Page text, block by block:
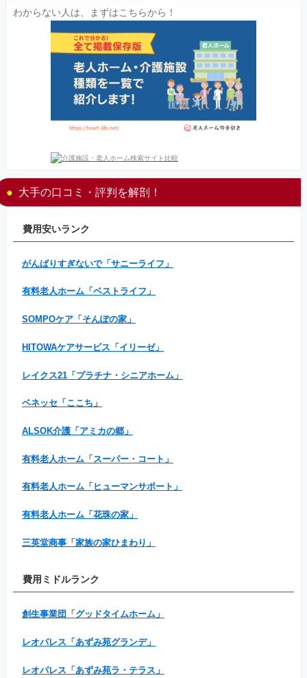
わからない人は、まずはこちらから！
大手の口コミ・評判を解剖！
費用安いランク
がんばりすぎないで「サニーライフ」
有料老人ホーム「ベストライフ」
SOMPOケア「そんぽの家」
HITOWAケアサービス「イリーゼ」
レイクス21「プラチナ・シニアホーム」
ベネッセ「ここち」
ALSOK介護「アミカの郷」
有料老人ホーム「スーパー・コート」
有料老人ホーム「ヒューマンサポート」
有料老人ホーム「花珠の家」
三英堂商事「家族の家ひまわり」
費用ミドルランク
創生事業団「グッドタイムホーム」
レオパレス「あずみ苑グランデ」
レオパレス「あずみ苑ラ・テラス」